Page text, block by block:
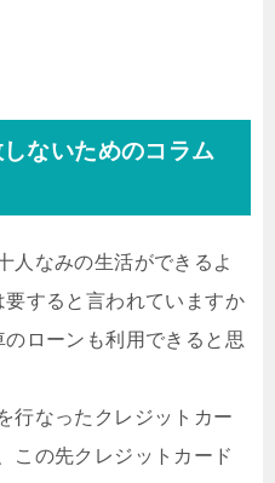
ないためのコラム
人なみの生活ができるよ
すると言われていますか
ローンも利用できると思
行なったクレジットカー
この先クレジットカード